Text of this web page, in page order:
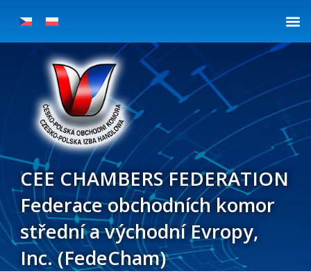
obsah
CEE CHAMBERS FEDERATION
Federace obchodních komor
střední a východní Evropy,
Inc. (FedeCham)
navigation